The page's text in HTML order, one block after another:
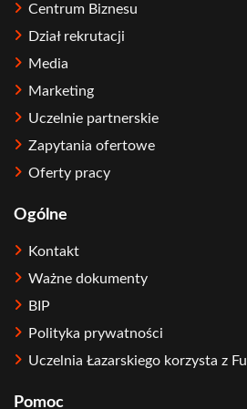
Centrum Biznesu
Dział rekrutacji
Media
Marketing
Uczelnie partnerskie
Zapytania ofertowe
Oferty pracy
Ogólne
Kontakt
Ważne dokumenty
BIP
Polityka prywatności
Uczelnia Łazarskiego korzysta z
Pomoc